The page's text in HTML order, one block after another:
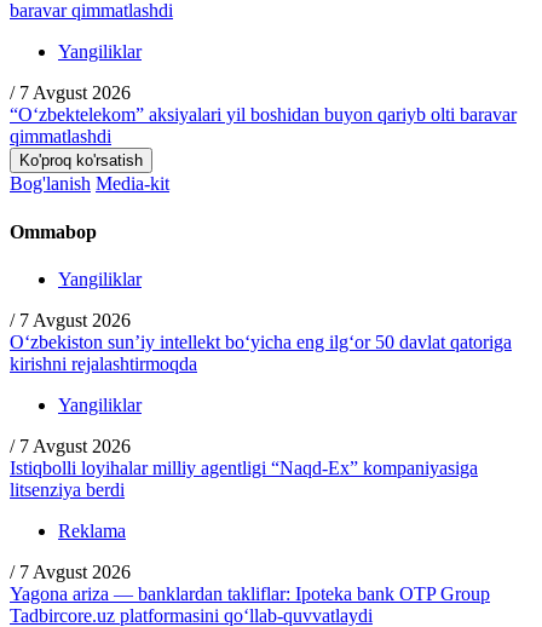
Yangiliklar
/ 7 Avgust 2026
“O‘zbektelekom” aksiyalari yil boshidan buyon qariyb olti baravar
qimmatlashdi
Ko'proq ko'rsatish
Bog'lanish Media-kit
Ommabop
Yangiliklar
/ 7 Avgust 2026
O‘zbekiston sun’iy intellekt bo‘yicha eng ilg‘or 50 davlat qatoriga
kirishni rejalashtirmoqda
Yangiliklar
/ 7 Avgust 2026
Istiqbolli loyihalar milliy agentligi “Naqd-Ex” kompaniyasiga
litsenziya berdi
Reklama
/ 7 Avgust 2026
Yagona ariza — banklardan takliflar: Ipoteka bank OTP Group
Tadbircore.uz platformasini qo‘llab-quvvatlaydi